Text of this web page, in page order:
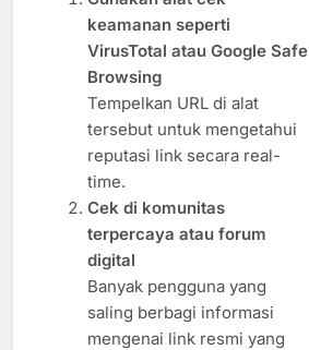
keamanan seperti
VirusTotal atau Google Safe
Browsing
Tempelkan URL di alat
tersebut untuk mengetahui
reputasi link secara real-
time.
Cek di komunitas
terpercaya atau forum
digital
Banyak pengguna yang
saling berbagi informasi
mengenai link resmi yang